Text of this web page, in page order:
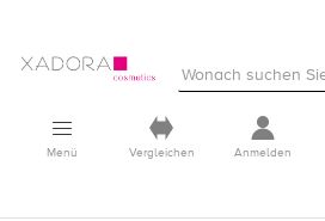
Menü Vergleichen Anmelden